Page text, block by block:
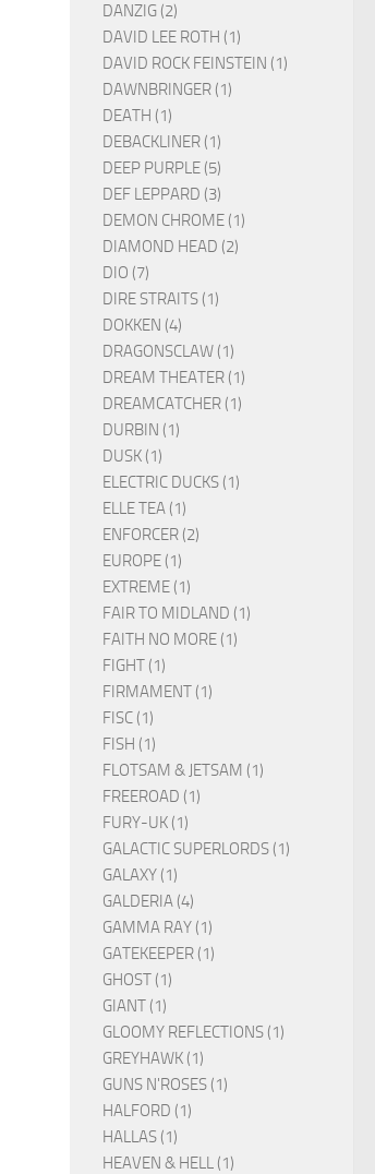
DANZIG (2)
DAVID LEE ROTH (1)
DAVID ROCK FEINSTEIN (1)
DAWNBRINGER (1)
DEATH (1)
DEBACKLINER (1)
DEEP PURPLE (5)
DEF LEPPARD (3)
DEMON CHROME (1)
DIAMOND HEAD (2)
DIO (7)
DIRE STRAITS (1)
DOKKEN (4)
DRAGONSCLAW (1)
DREAM THEATER (1)
DREAMCATCHER (1)
DURBIN (1)
DUSK (1)
ELECTRIC DUCKS (1)
ELLE TEA (1)
ENFORCER (2)
EUROPE (1)
EXTREME (1)
FAIR TO MIDLAND (1)
FAITH NO MORE (1)
FIGHT (1)
FIRMAMENT (1)
FISC (1)
FISH (1)
FLOTSAM & JETSAM (1)
FREEROAD (1)
FURY-UK (1)
GALACTIC SUPERLORDS (1)
GALAXY (1)
GALDERIA (4)
GAMMA RAY (1)
GATEKEEPER (1)
GHOST (1)
GIANT (1)
GLOOMY REFLECTIONS (1)
GREYHAWK (1)
GUNS N'ROSES (1)
HALFORD (1)
HALLAS (1)
HEAVEN & HELL (1)